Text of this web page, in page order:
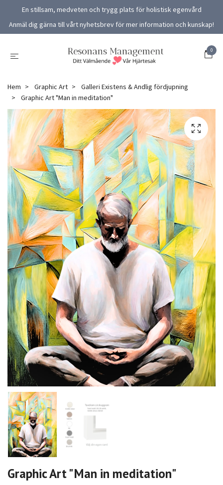
En stillsam, medveten och trygg plats för holistisk egenvård
Anmäl dig gärna till vårt nyhetsbrev för mer information och kunskap!
0
Hem Graphic Art
Galleri Existens & Andlig fördjupning
Graphic Art "Man in meditation"
Graphic Art "Man in meditation"